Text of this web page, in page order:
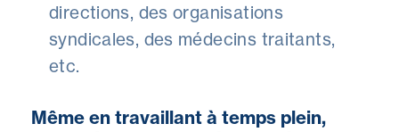
directions, des organisations
syndicales, des médecins traitants,
etc.
Même en travaillant à temps plein,